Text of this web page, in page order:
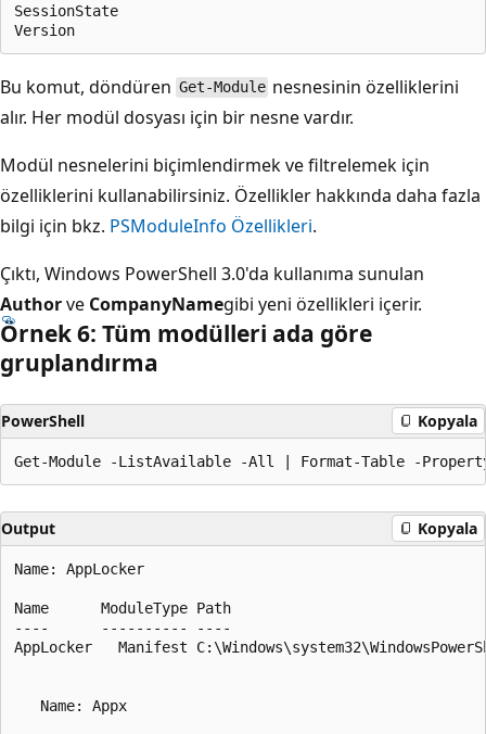
SessionState
Bu komut, döndüren Get-Module nesnesinin özelliklerini
alır. Her modül dosyası için bir nesne vardır.
Modül nesnelerini biçimlendirmek ve filtrelemek için
özelliklerini kullanabilirsiniz. Özellikler hakkında daha fazla
bilgi için bkz. PSModuleInfo Özellikleri.
Çıktı, Windows PowerShell 3.0'da kullanıma sunulan
Authorve CompanyNamegibi yeni özellikleri içerir.
Örnek 6: Tüm modülleri ada göre
gruplandırma
PowerShell Kopyala
Output Kopyala
Name: AppLocker
Name      ModuleType Path
----      ---------- ----
AppLocker   Manifest
   Name: Appx